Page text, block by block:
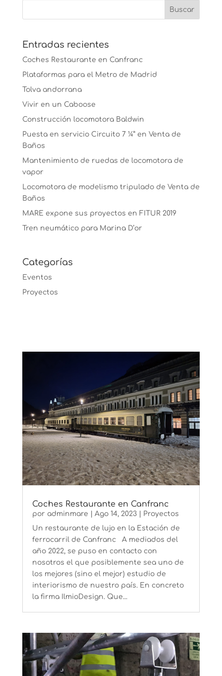
Entradas recientes
Coches Restaurante en Canfranc
Plataformas para el Metro de Madrid
Tolva andorrana
Vivir en un Caboose
Construcción locomotora Baldwin
Puesta en servicio Circuito 7 ¼” en Venta de
Baños
Mantenimiento de ruedas de locomotora de
vapor
Locomotora de modelismo tripulado de Venta de
Baños
MARE expone sus proyectos en FITUR 2019
Tren neumático para Marina D’or
Categorías
Eventos
Proyectos
Coches Restaurante en Canfranc
por adminmare | Ago 14, 2023| Proyectos
Un restaurante de lujo en la Estación de
ferrocarril de Canfranc A mediados del
año 2022, se puso en contacto con
nosotros el que posiblemente sea uno de
los mejores (sino el mejor) estudio de
interiorismo de nuestro país. En concreto
la firma IlmioDesign. Que...